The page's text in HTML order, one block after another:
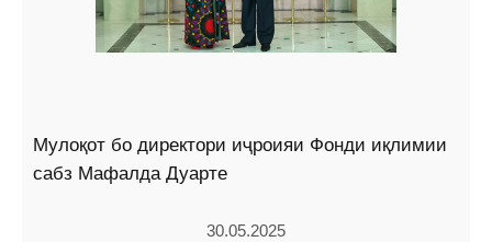
Мулоқот бо директори иҷроияи Фонди иқлимии
сабз Мафалда Дуарте
30.05.2025